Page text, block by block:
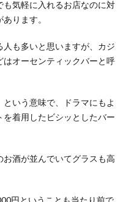
気軽に入れるお店なのに対
ります。
も多いと思いますが、カジ
はオーセンティックバーと呼
いう意味で、ドラマにもよ
着用したビシッとしたバー
酒が並んでいてグラスも高
円ということも当たり前で